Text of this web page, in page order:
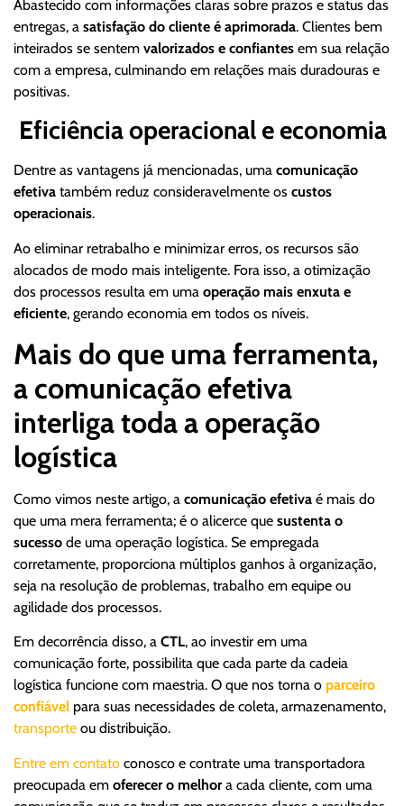
Abastecido com informações claras sobre prazos e status das
entregas, a satisfação do cliente é aprimorada. Clientes bem
inteirados se sentem valorizados e confiantes em sua relação
com a empresa, culminando em relações mais duradouras e
positivas.
Eficiência operacional e economia
Dentre as vantagens já mencionadas, uma comunicação
efetiva também reduz consideravelmente os custos
operacionais.
Ao eliminar retrabalho e minimizar erros, os recursos são
alocados de modo mais inteligente. Fora isso, a otimização
dos processos resulta em uma operação mais enxuta e
eficiente, gerando economia em todos os níveis.
Mais do que uma ferramenta,
a comunicação efetiva
interliga toda a operação
logística
Como vimos neste artigo, a comunicação efetiva é mais do
que uma mera ferramenta; é o alicerce que sustenta o
sucesso de uma operação logística. Se empregada
corretamente, proporciona múltiplos ganhos à organização,
seja na resolução de problemas, trabalho em equipe ou
agilidade dos processos.
Em decorrência disso, a CTL, ao investir em uma
comunicação forte, possibilita que cada parte da cadeia
logística funcione com maestria. O que nos torna o parceiro
confiável para suas necessidades de coleta, armazenamento,
transporte ou distribuição.
Entre em contato conosco e contrate uma transportadora
preocupada em oferecer o melhora cada cliente, com uma